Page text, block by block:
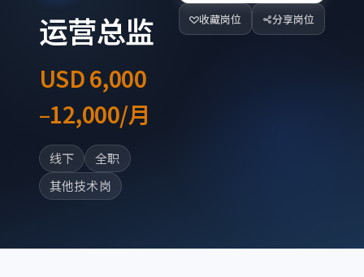
运营总监
USD 6,000
–12,000/月
线下
全职
其他技术岗
收藏岗位 分享岗位